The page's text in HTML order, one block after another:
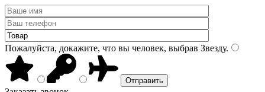
Пожалуйста, докажите, что вы человек, выбрав Звезду.